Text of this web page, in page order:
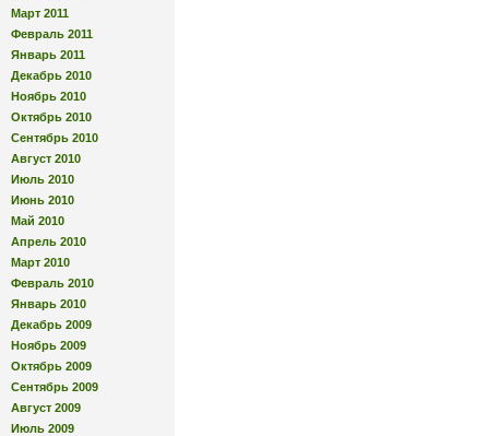
Март 2011
Февраль 2011
Январь 2011
Декабрь 2010
Ноябрь 2010
Октябрь 2010
Сентябрь 2010
Август 2010
Июль 2010
Июнь 2010
Май 2010
Апрель 2010
Март 2010
Февраль 2010
Январь 2010
Декабрь 2009
Ноябрь 2009
Октябрь 2009
Сентябрь 2009
Август 2009
Июль 2009